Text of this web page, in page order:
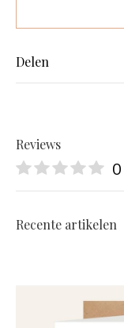
Delen
Reviews
0
Recente artikelen